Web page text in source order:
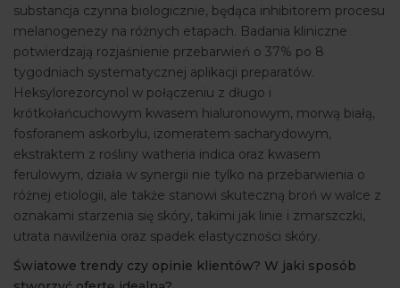
substancja czynna biologicznie, będąca inhibitorem procesu
melanogenezy na różnych etapach. Badania kliniczne
potwierdzają rozjaśnienie przebarwień o 37% po 8
tygodniach systematycznej aplikacji preparatów.
Heksylorezorcynol w połączeniu z długo i
krótkołańcuchowym kwasem hialuronowym, morwą białą,
fosforanem askorbylu, izomeratem sacharydowym,
ekstraktem z rośliny watheria indica oraz kwasem
ferulowym, działa w synergii nie tylko na przebarwienia o
różnej etiologii, ale także stanowi skuteczną broń w walce z
oznakami starzenia się skóry, takimi jak linie i zmarszczki,
utrata nawilżenia oraz spadek elastyczności skóry.
Światowe trendy czy opinie klientów? W jaki sposób